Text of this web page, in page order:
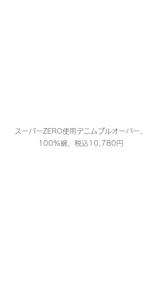
スーパーZERO使用デニムプルオーバー、
100%綿、税込10,780円